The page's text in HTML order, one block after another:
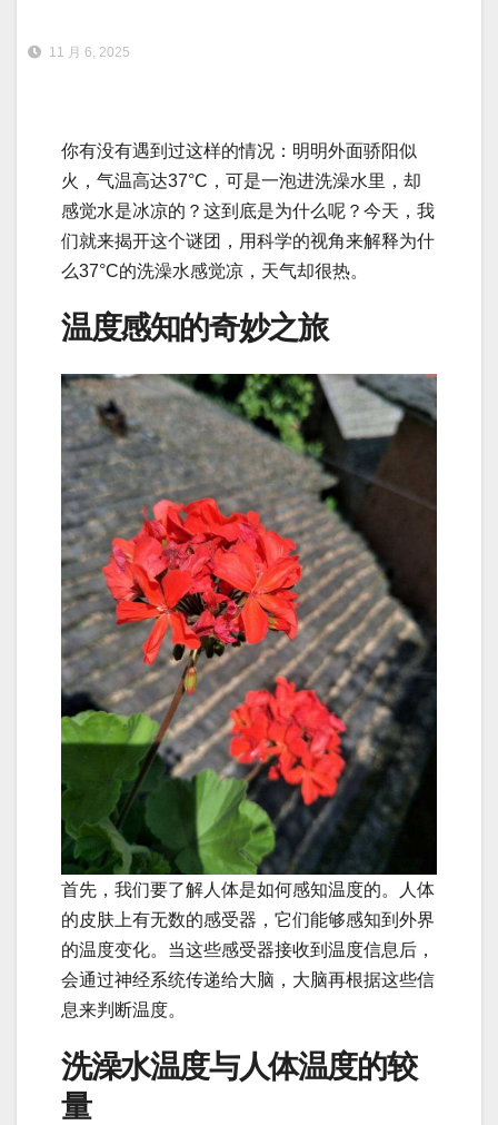
11 月 6, 2025
你有没有遇到过这样的情况：明明外面骄阳似
火，气温高达37°C，可是一泡进洗澡水里，却
感觉水是冰凉的？这到底是为什么呢？今天，我
们就来揭开这个谜团，用科学的视角来解释为什
么37°C的洗澡水感觉凉，天气却很热。
温度感知的奇妙之旅
首先，我们要了解人体是如何感知温度的。人体
的皮肤上有无数的感受器，它们能够感知到外界
的温度变化。当这些感受器接收到温度信息后，
会通过神经系统传递给大脑，大脑再根据这些信
息来判断温度。
洗澡水温度与人体温度的较
量